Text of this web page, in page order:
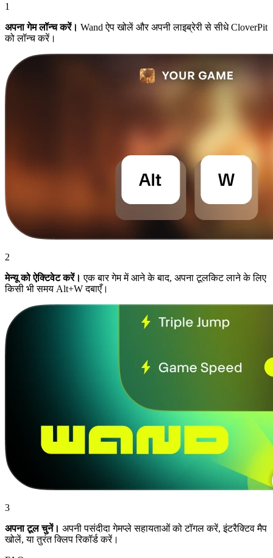
1
अपना गेम लॉन्च करें। Wand ऐप खोलें और अपनी लाइब्रेरी से सीधे CloverPit
को लॉन्च करें।
2
मेन्यू को ऐक्टिवेट करें। एक बार गेम में आने के बाद, अपना टूलकिट लाने के लिए
किसी भी समय Alt+W दबाएँ।
3
अपना टूल चुनें। अपनी पसंदीदा गेमप्ले सहायताओं को टॉगल करें, इंटरैक्टिव मैप
खोलें, या तुरंत क्लिप रिकॉर्ड करें।